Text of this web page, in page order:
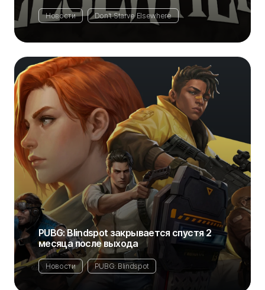
Новости Don't Starve Elsewhere
PUBG: Blindspot закрывается спустя 2
месяца после выхода
Новости PUBG: Blindspot